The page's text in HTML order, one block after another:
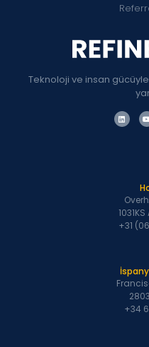
Teknoloji ve insan
+31
+34